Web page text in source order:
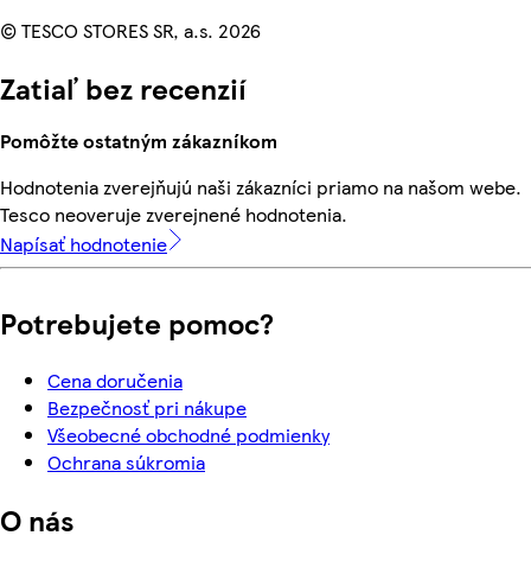
© TESCO STORES SR, a.s. 2026
Zatiaľ bez recenzií
Pomôžte ostatným zákazníkom
Hodnotenia zverejňujú naši zákazníci priamo na našom webe.
Tesco neoveruje zverejnené hodnotenia.
Napísať hodnotenie
Potrebujete pomoc?
Cena doručenia
Bezpečnosť pri nákupe
Všeobecné obchodné podmienky
Ochrana súkromia
O nás